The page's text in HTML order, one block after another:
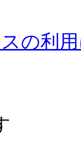
の利